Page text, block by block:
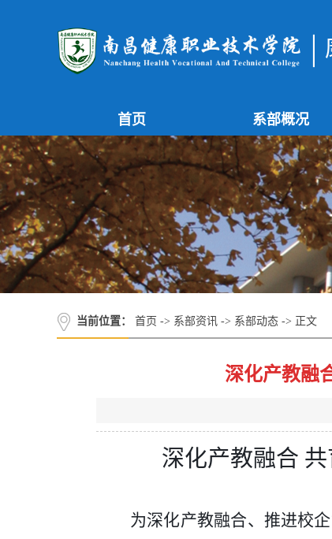
首页 系部概况
当前位置： 首页 -> 系部资讯 -> 系部动态 -> 正文
深化产教融
深化产教融合
为深化产教融合、推进校